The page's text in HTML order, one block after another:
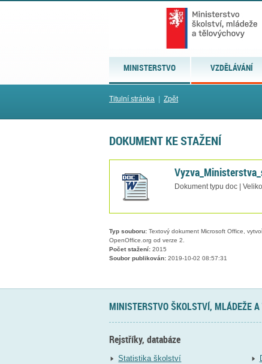
MINISTERSTVO VZDĚLÁVÁNÍ
Titulní stránka Zpět
DOKUMENT KE STAŽENÍ
Dokument typu doc |
Typ souboru: Textový dokument Microsoft Office,
OpenOffice.org od verze 2.
Počet stažení: 2015
Soubor publikován: 2019-10-02 08:57:31
MINISTERSTVO ŠKOLSTVÍ, MLÁDEŽE A
Rejstříky, databáze
Statistika školství